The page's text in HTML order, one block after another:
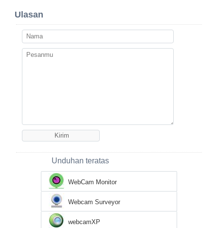
Ulasan
Unduhan teratas
WebCam Monitor
Webcam Surveyor
webcamXP